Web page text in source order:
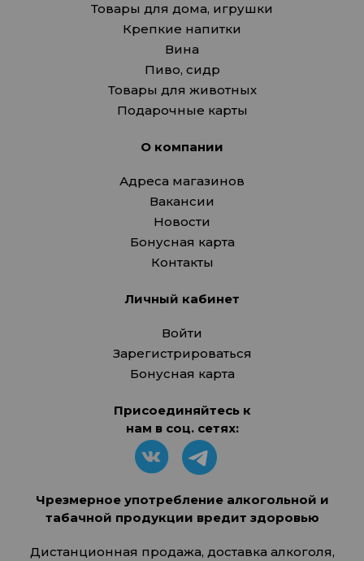
Товары для дома, игрушки
Крепкие напитки
Вина
Пиво, сидр
Товары для животных
Подарочные карты
О компании
Адреса магазинов
Вакансии
Новости
Бонусная карта
Контакты
Личный кабинет
Войти
Зарегистрироваться
Бонусная карта
Присоединяйтесь к
нам в соц. сетях:
Чрезмерное употребление алкогольной и
табачной продукции вредит здоровью
Дистанционная продажа, доставка алкоголя,